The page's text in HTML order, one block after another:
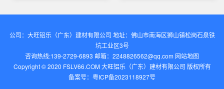
公司：大旺铝乐（广东）建材有限公司 地址：佛山市南海区狮山镇松岗石泉铁
坑工业区3号
咨询热线:139-2729-6893 邮箱：2248826562@qq.com‬ 网站地图
Copyright © 2020 FSLV66.COM 大旺铝乐（广东）建材有限公司 版权所有
备案号： 粤ICP备2023118927号